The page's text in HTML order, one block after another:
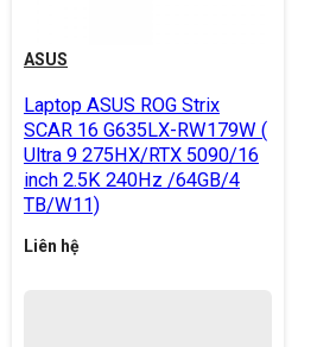
ASUS
Laptop ASUS ROG Strix
SCAR 16 G635LX-RW179W (
Ultra 9 275HX/RTX 5090/16
inch 2.5K 240Hz /64GB/4
TB/W11)
Liên hệ